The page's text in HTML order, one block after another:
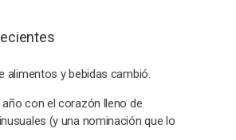
alimentos y bebidas cambió.
con el corazón lleno de
(y una nominación que lo